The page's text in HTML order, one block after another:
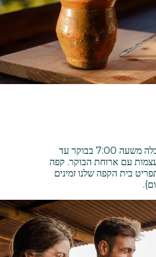
קפה פרקולטור וקקאו ללא הגבלה משעה 7:00 בבוקר עד
עצמות עם ארוחת הבוקר. קפה
בית הקפה שלנו זמינים